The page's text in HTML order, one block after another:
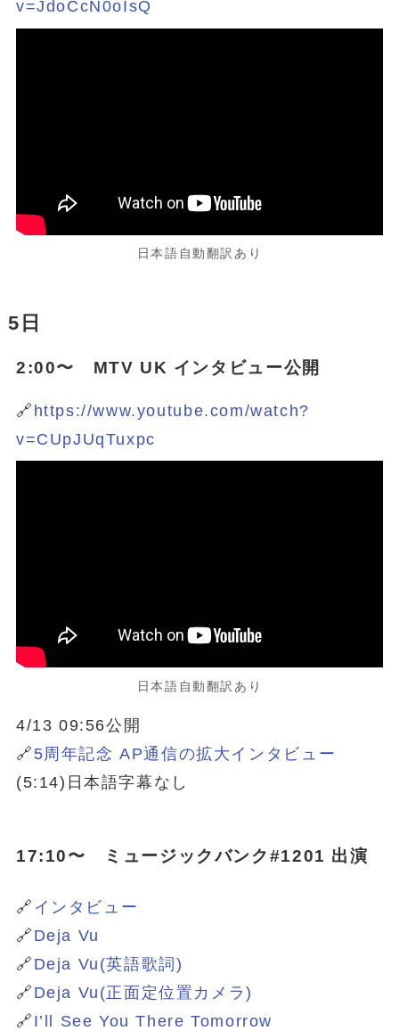
v=JdoCcN0oIsQ
日本語自動翻訳あり
5日
2:00〜 MTV UK インタビュー公開
🔗 https://www.youtube.com/watch?
v=CUpJUqTuxpc
日本語自動翻訳あり
4/13 09:56公開
🔗 5周年記念 AP通信の拡大インタビュー
(5:14)日本語字幕なし
17:10〜 ミュージックバンク#1201 出演
🔗 インタビュー
🔗 Deja Vu
🔗 Deja Vu(英語歌詞)
🔗 Deja Vu(正面定位置カメラ)
🔗 I’ll See You There Tomorrow